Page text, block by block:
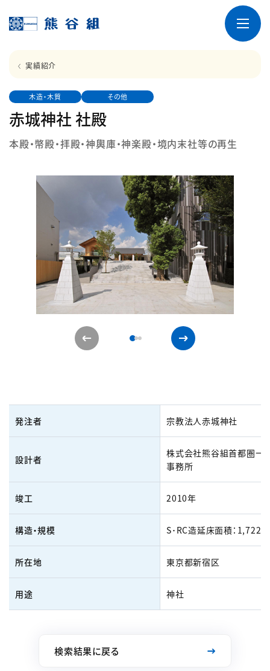
実績紹介
木造・木質 その他
赤城神社 社殿
本殿・幣殿・拝殿・神輿庫・神楽殿・境内末社等の再生
発注者 宗教法人赤城神社
設計者
株式会社熊谷組首都圏一
事務所
竣工 2010年
構造・規模 S･RC造延床面積：
所在地 東京都新宿区
用途 神社
検索結果に戻る